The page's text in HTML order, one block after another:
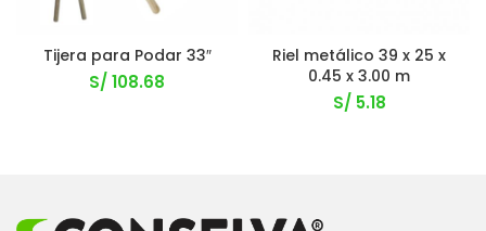
Tijera para Podar 33″
S/ 108.68
Riel metálico 39 x 25 x
0.45 x 3.00 m
S/ 5.18